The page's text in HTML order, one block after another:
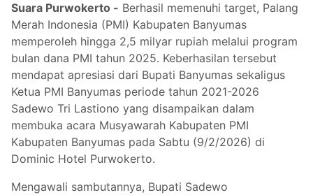
Suara Purwokerto - Berhasil memenuhi target, Palang
Merah Indonesia (PMI) Kabupaten Banyumas
memperoleh hingga 2,5 milyar rupiah melalui program
bulan dana PMI tahun 2025. Keberhasilan tersebut
mendapat apresiasi dari Bupati Banyumas sekaligus
Ketua PMI Banyumas periode tahun 2021-2026
Sadewo Tri Lastiono yang disampaikan dalam
membuka acara Musyawarah Kabupaten PMI
Kabupaten Banyumas pada Sabtu (9/2/2026) di
Dominic Hotel Purwokerto.
Mengawali sambutannya, Bupati Sadewo